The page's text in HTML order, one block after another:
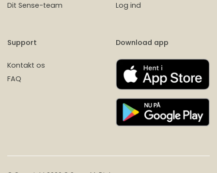
Dit Sense-team
Log ind
Support
Kontakt os
FAQ
Download app